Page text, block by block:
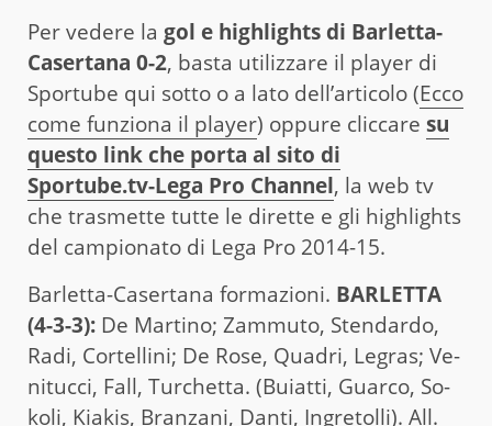
Per vedere la gol e highlights di Barletta-
Casertana 0-2, basta utilizzare il player di
Sportube qui sotto o a lato dell’articolo (Ecco
come funziona il player) oppure cliccare su
questo link che porta al sito di
Sportube.tv-Lega Pro Channel, la web tv
che trasmette tutte le dirette e gli highlights
del campionato di Lega Pro 2014-15.
Barletta-Casertana formazioni. BAR­LET­TA
(4-3-3): De Mar­ti­no; Zam­mu­to, Sten­dar­do,
Radi, Cor­tel­li­ni; De Rose, Qua­dri, Le­gras; Ve­
ni­tuc­ci, Fall, Tur­chet­ta. (Buiat­ti, Guar­co, So­
ko­li, Kia­kis, Bran­za­ni, Danti, In­gre­tol­li). All.